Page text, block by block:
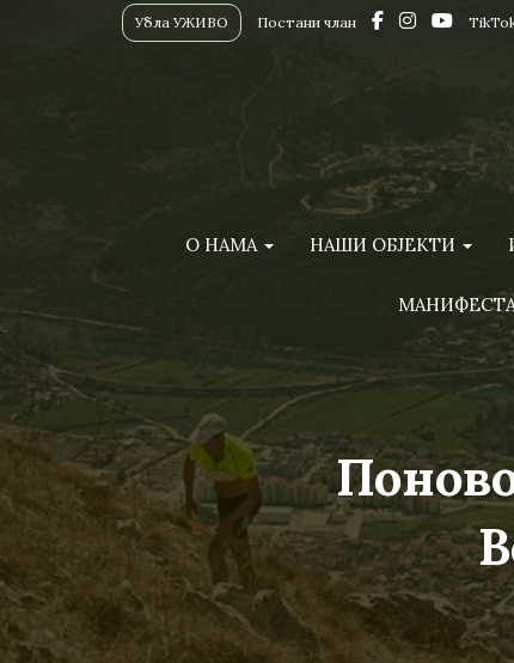
Убла УЖИВО Постани члан
О НАМА НАШИ ОБЈЕКТИ